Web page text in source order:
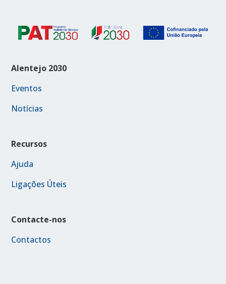
Alentejo 2030
Eventos
Notícias
Recursos
Ajuda
Ligações Úteis
Contacte-nos
Contactos